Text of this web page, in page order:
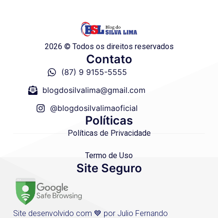
2026 © Todos os direitos reservados
Contato
(87) 9 9155-5555
blogdosilvalima@gmail.com
@blogdosilvalimaoficial
Políticas
Políticas de Privacidade
Termo de Uso
Site Seguro
Site desenvolvido com 💙 por Julio Fernando